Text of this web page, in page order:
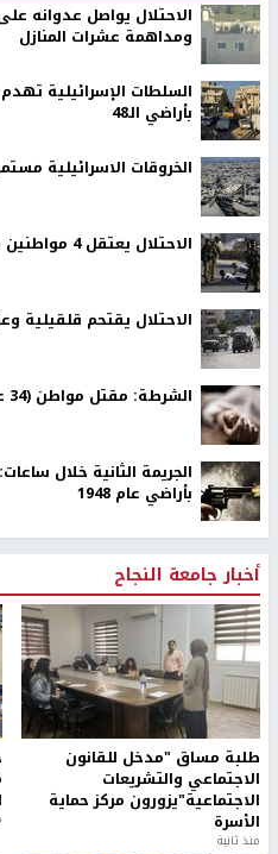
الاحتلال يواصل عدوانه
ومداهمة عشرات المنازل
السلطات الإسرائيلية
بأراضي الـ48
الخروقات الاسرائيلية
الاحتلال يعتقل 4 مواطنين من محافظة نابلس
الاحتلال يقتحم قلقيلية
الشرطة: مقتل مواطن (34 عاما) في بيرزيت شمال رام الله
الجريمة الثانية خلال
بأراضي عام 1948
أخبار جامعة النجاح
طلبة مساق "مدخل للقانون
الاجتماعي والتشريعات
الاجتماعية"يزورون مركز حماية
الأسرة
منذ ثانية